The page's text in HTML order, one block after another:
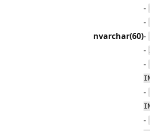
nvarchar(60)
-
-
-
-
-
-
-